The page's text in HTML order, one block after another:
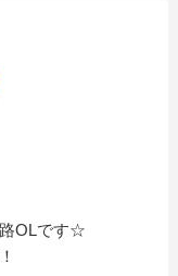
OLです☆